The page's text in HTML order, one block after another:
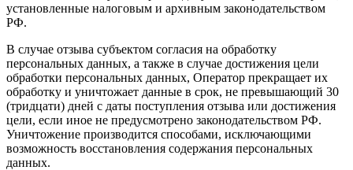
установленные налоговым и архивным законодательством
РФ.
В случае отзыва субъектом согласия на обработку
персональных данных, а также в случае достижения цели
обработки персональных данных, Оператор прекращает их
обработку и уничтожает данные в срок, не превышающий 30
(тридцати) дней с даты поступления отзыва или достижения
цели, если иное не предусмотрено законодательством РФ.
Уничтожение производится способами, исключающими
возможность восстановления содержания персональных
данных.